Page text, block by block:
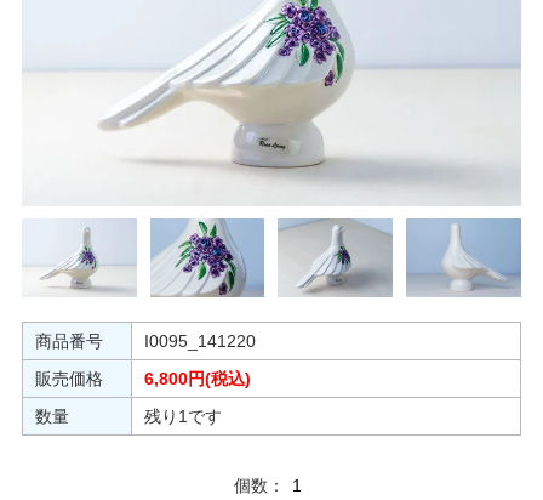
商品番号
I0095_141220
販売価格
6,800円(税込)
数量
残り1です
個数：